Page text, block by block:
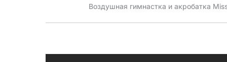
Воздушная гимнастка и акробатка